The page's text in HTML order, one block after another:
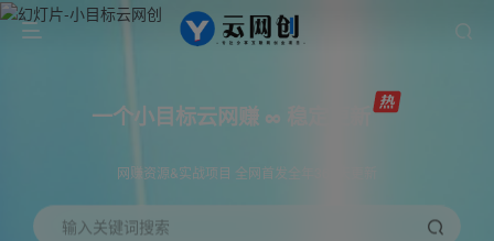
一个小目标云网赚 ∞ 稳定更新
网赚资源&实战项目 全网首发全年365天更新
输入关键词搜索